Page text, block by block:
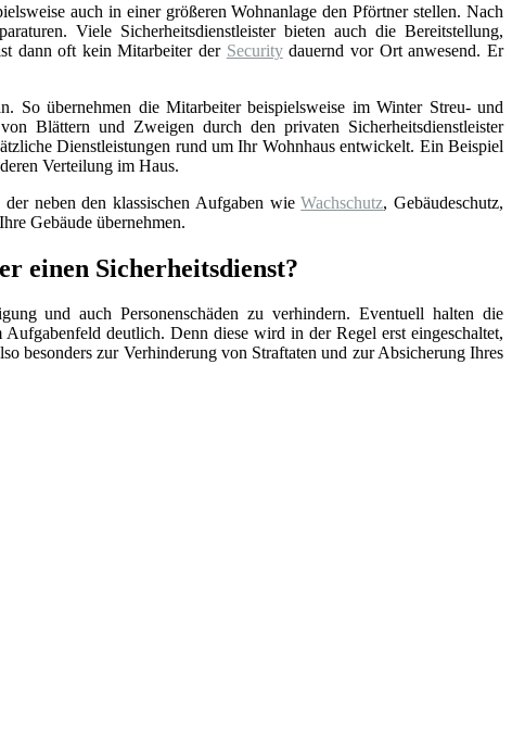
auch in einer größeren Wohnanlage den Pförtner stellen. Nach
Viele Sicherheitsdienstleister bieten auch die Bereitstellung,
dann oft kein Mitarbeiter der Securitydauernd vor Ort anwesend. Er
So übernehmen die Mitarbeiter beispielsweise im Winter Streu- und
Blättern und Zweigen durch den privaten Sicherheitsdienstleister
Dienstleistungen rund um Ihr Wohnhaus entwickelt. Ein Beispiel
Verteilung im Haus.
neben den klassischen Aufgaben wieWachschutz, Gebäudeschutz,
Gebäude übernehmen.
einen Sicherheitsdienst?
und auch Personenschäden zu verhindern. Eventuell halten die
deutlich. Denn diese wird in der Regel erst eingeschaltet,
besonders zur Verhinderung von Straftaten und zur Absicherung Ihres